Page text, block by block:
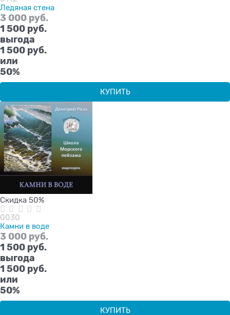
Ледяная стена
3 000 руб.
1 500 руб.
выгода
1 500 руб.
или
50%
КУПИТЬ
Скидка 50%
0030
Камни в воде
3 000 руб.
1 500 руб.
выгода
1 500 руб.
или
50%
КУПИТЬ